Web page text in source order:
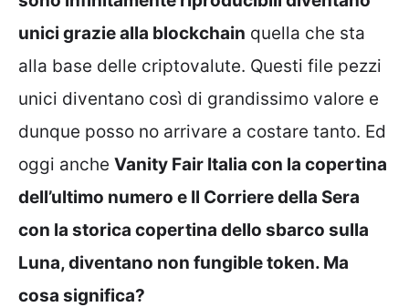
unici grazie alla blockchain quella che sta
alla base delle criptovalute. Questi file pezzi
unici diventano così di grandissimo valore e
dunque posso no arrivare a costare tanto. Ed
oggi anche Vanity Fair Italia con la copertina
dell’ultimo numero e Il Corriere della Sera
con la storica copertina dello sbarco sulla
Luna, diventano non fungible token. Ma
cosa significa?